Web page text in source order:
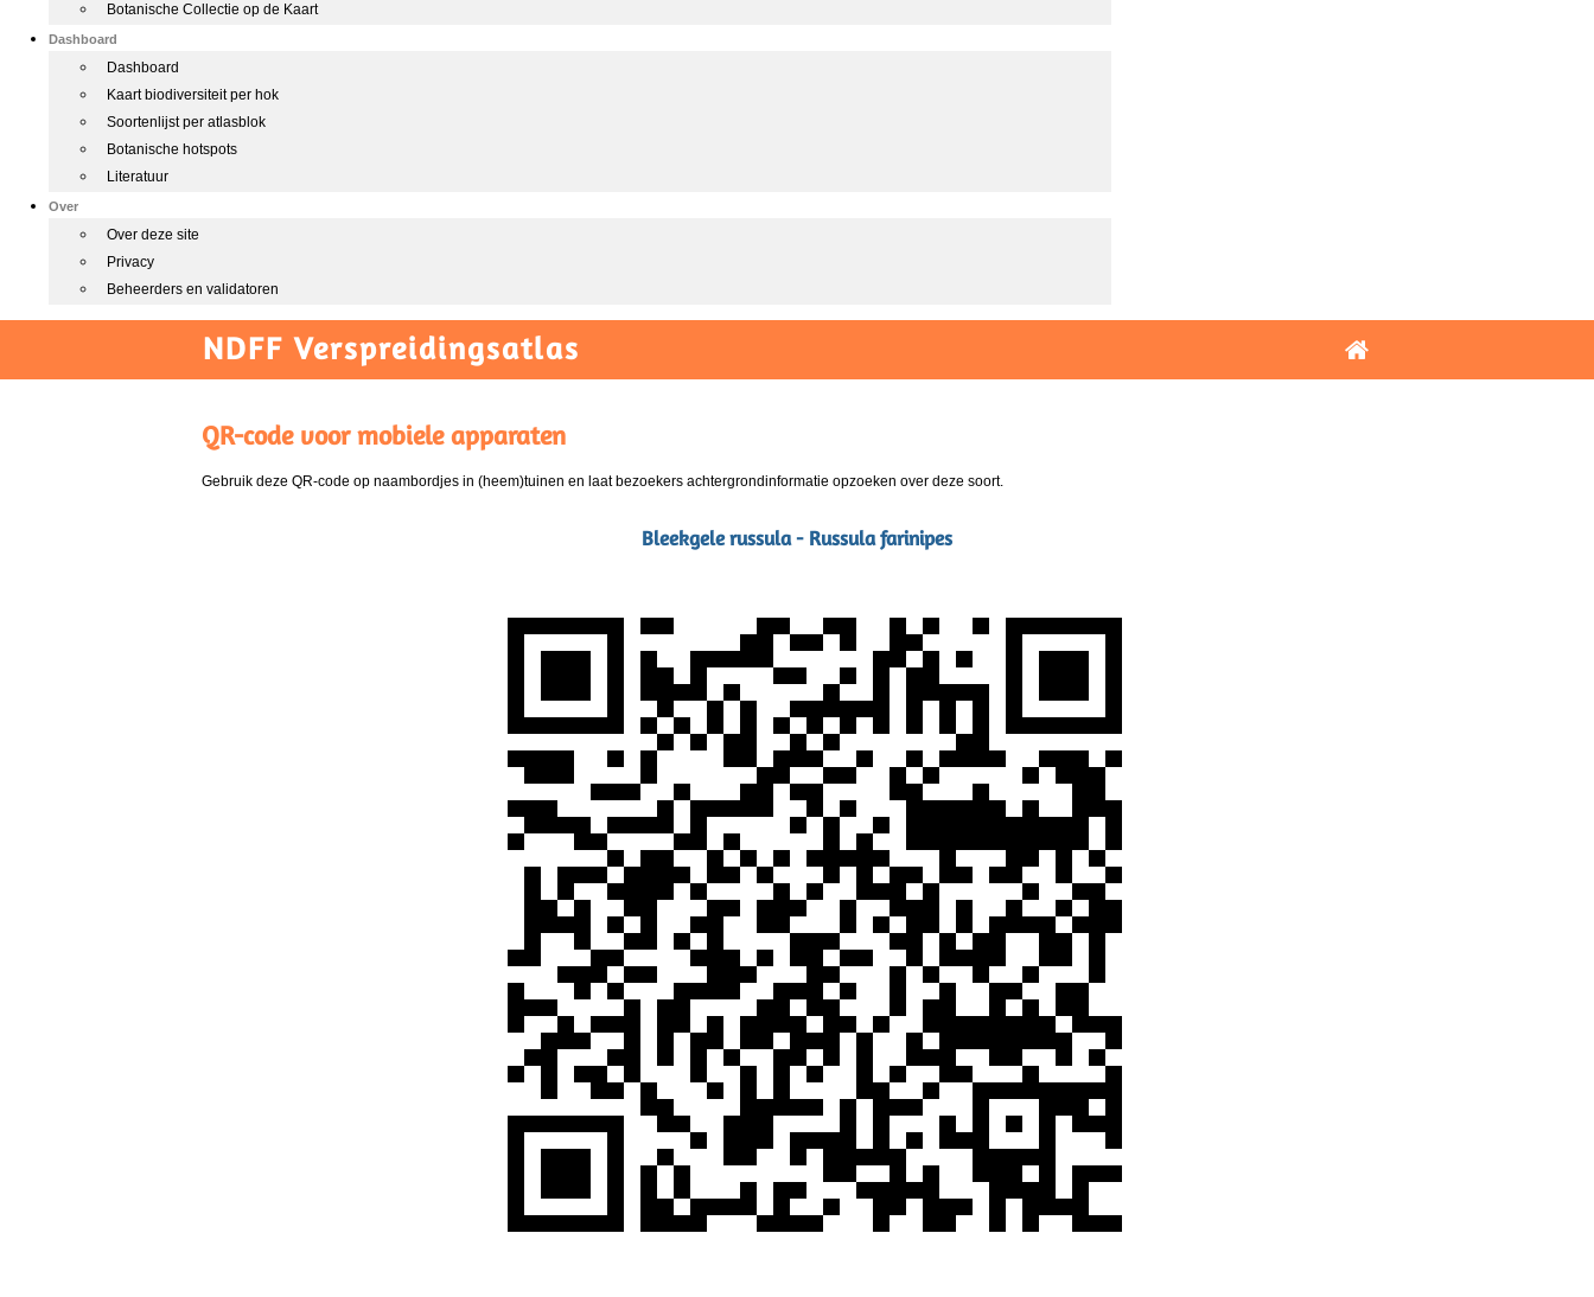
Botanische Collectie op de Kaart
Dashboard
Dashboard
Kaart biodiversiteit per hok
Soortenlijst per atlasblok
Botanische hotspots
Literatuur
Over
Over deze site
Privacy
Beheerders en validatoren
NDFF Verspreidingsatlas
QR-code voor mobiele apparaten
Gebruik deze QR-code op naambordjes in (heem)tuinen en laat bezoekers achtergrondinformatie opzoeken over deze soort.
Bleekgele russula - Russula farinipes